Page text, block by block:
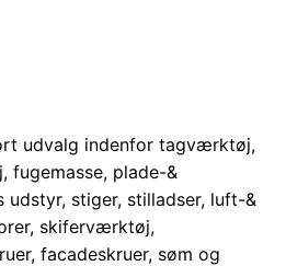
udvalg indenfor tagværktøj,
plade-&
stiger, stilladser, luft-&
skiferværktøj,
facadeskruer, søm og